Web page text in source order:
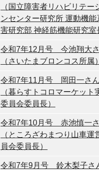
（国立障害者リハビリテー
ンセンター研究所 運動機能
害研究部 神経筋機能研究室
令和7年12月号 今池翔大
（さいたまブロンコス所属）
令和7年11月号 岡田一さん
（暮らすトコロマーケット
委員会委員長）
令和7年10月号 赤池慎一
（ところざわまつり山車運
員会委員長）
令和7年9月号 鈴木梨子さ